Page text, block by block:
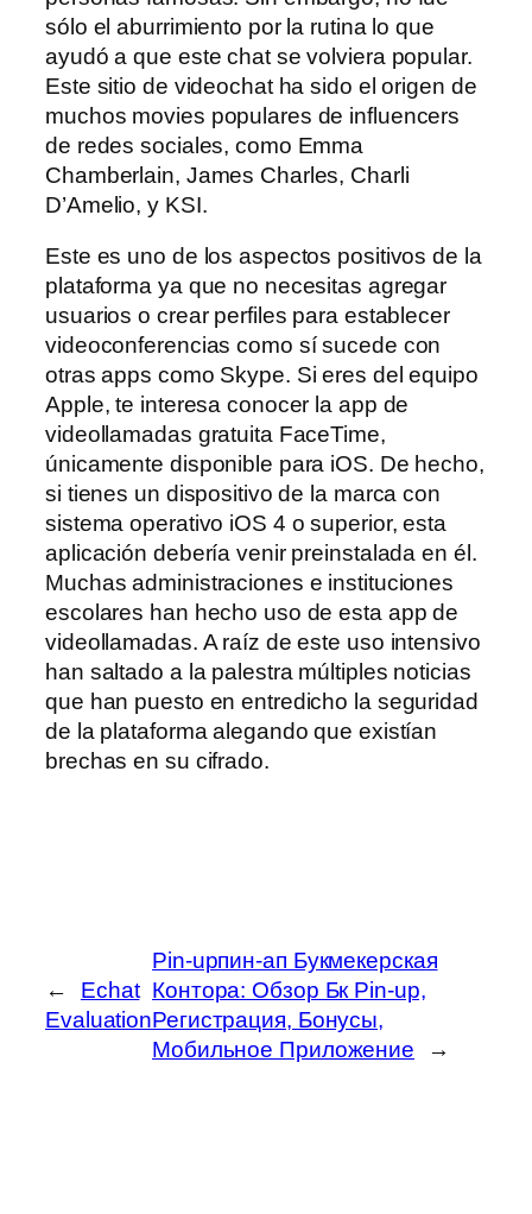
sólo el aburrimiento por la rutina lo que
ayudó a que este chat se volviera popular.
Este sitio de videochat ha sido el origen de
muchos movies populares de influencers
de redes sociales, como Emma
Chamberlain, James Charles, Charli
D’Amelio, y KSI.
Este es uno de los aspectos positivos de la
plataforma ya que no necesitas agregar
usuarios o crear perfiles para establecer
videoconferencias como sí sucede con
otras apps como Skype. Si eres del equipo
Apple, te interesa conocer la app de
videollamadas gratuita FaceTime,
únicamente disponible para iOS. De hecho,
si tienes un dispositivo de la marca con
sistema operativo iOS 4 o superior, esta
aplicación debería venir preinstalada en él.
Muchas administraciones e instituciones
escolares han hecho uso de esta app de
videollamadas. A raíz de este uso intensivo
han saltado a la palestra múltiples noticias
que han puesto en entredicho la seguridad
de la plataforma alegando que existían
brechas en su cifrado.
←
Echat
Evaluation
Pin-upпин-ап Букмекерская
Контора: Обзор Бк Pin-up,
Регистрация, Бонусы,
Мобильное Приложение
→